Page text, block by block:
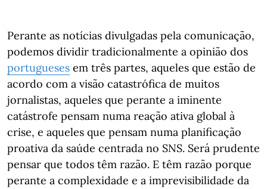
Perante as notícias divulgadas pela comunicação,
podemos dividir tradicionalmente a opinião dos
portugueses em três partes, aqueles que estão de
acordo com a visão catastrófica de muitos
jornalistas, aqueles que perante a iminente
catástrofe pensam numa reação ativa global à
crise, e aqueles que pensam numa planificação
proativa da saúde centrada no SNS. Será prudente
pensar que todos têm razão. E têm razão porque
perante a complexidade e a imprevisibilidade da